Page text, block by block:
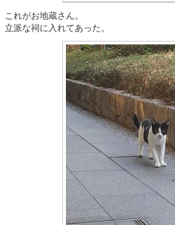
これがお地蔵さん。
立派な祠に入れてあった。